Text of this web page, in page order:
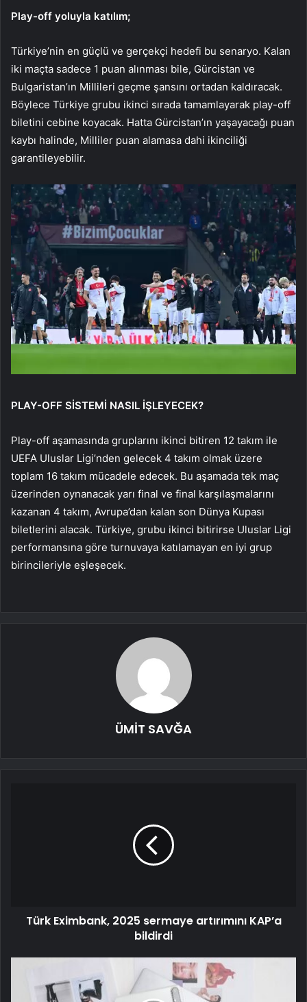
Play-off yoluyla katılım;
Türkiye’nin en güçlü ve gerçekçi hedefi bu senaryo. Kalan
iki maçta sadece 1 puan alınması bile, Gürcistan ve
Bulgaristan’ın Millileri geçme şansını ortadan kaldıracak.
Böylece Türkiye grubu ikinci sırada tamamlayarak play-off
biletini cebine koyacak. Hatta Gürcistan’ın yaşayacağı puan
kaybı halinde, Milliler puan alamasa dahi ikinciliği
garantileyebilir.
PLAY-OFF SİSTEMİ NASIL İŞLEYECEK?
Play-off aşamasında gruplarını ikinci bitiren 12 takım ile
UEFA Uluslar Ligi’nden gelecek 4 takım olmak üzere
toplam 16 takım mücadele edecek. Bu aşamada tek maç
üzerinden oynanacak yarı final ve final karşılaşmalarını
kazanan 4 takım, Avrupa’dan kalan son Dünya Kupası
biletlerini alacak. Türkiye, grubu ikinci bitirirse Uluslar Ligi
performansına göre turnuvaya katılamayan en iyi grup
birincileriyle eşleşecek.
ÜMİT SAVĞA
Türk Eximbank, 2025 sermaye artırımını KAP’a
bildirdi